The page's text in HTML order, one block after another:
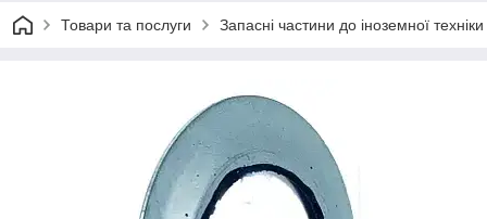
Товари та послуги Запасні частини до іноземної техніки